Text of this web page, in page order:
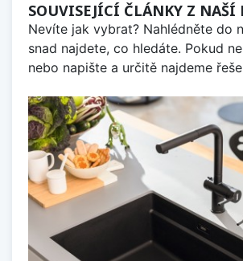
SOUVISEJÍCÍ ČLÁNKY Z NAŠÍ
Nevíte jak vybrat? Nahlédněte do
snad najdete, co hledáte. Pokud
nebo napište a určitě najdeme